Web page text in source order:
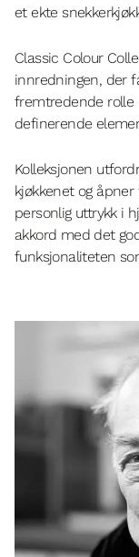
et ekte
Classic Colour
innredningen, der
fremtredende rolle
definerende
Kolleksjonen
kjøkkenet og
personlig uttrykk i
akkord med det
funksjonaliteten